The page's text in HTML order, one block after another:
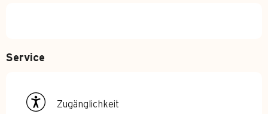
Service
Zugänglichkeit